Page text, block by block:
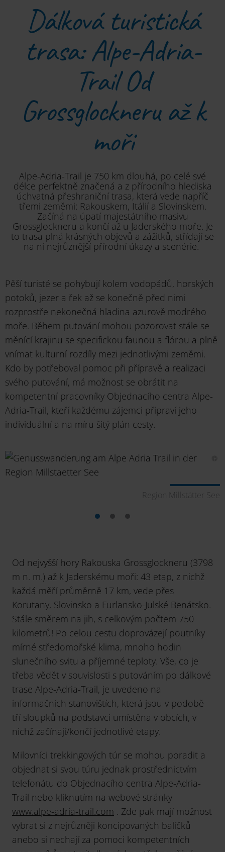
Dálková turistická
trasa: Alpe-Adria-
Trail Od
Grossglockneru až k
moři
Alpe-Adria-Trail je 750 km dlouhá, po celé své
délce perfektně značená a z přírodního hlediska
úchvatná přeshraniční trasa, která vede napříč
třemi zeměmi: Rakouskem, Itálií a Slovinskem.
Začíná na úpatí majestátního masivu
Grossglockneru a končí až u Jaderského moře. Je
to trasa plná krásných objevů a zážitků, střídají se
na ní nejrůznější přírodní úkazy a scenérie.
Pěší turisté se pohybují kolem vodopádů, horských
potoků, jezer a řek až se konečně před nimi
rozprostře nekonečná hladina azurově modrého
moře. Během putování mohou pozorovat stále se
měnící krajinu se specifickou faunou a flórou a plně
vnímat kulturní rozdíly mezi jednotlivými zeměmi.
Kdo by potřeboval pomoc při přípravě a realizaci
svého putování, má možnost se obrátit na
kompetentní pracovníky Objednacího centra Alpe-
Adria-Trail, kteří každému zájemci připraví jeho
individuální a na míru šitý plán cesty.
Region Millstätter See
Od nejvyšší hory Rakouska Grossglockneru (3798
m n. m.) až k Jaderskému moři: 43 etap, z nichž
každá měří průměrně 17 km, vede přes
Korutany, Slovinsko a Furlansko-Julské Benátsko.
Stále směrem na jih, s celkovým počtem 750
kilometrů! Po celou cestu doprovázejí poutníky
mírné středomořské klima, mnoho hodin
slunečního svitu a příjemné teploty. Vše, co je
třeba vědět v souvislosti s putováním po dálkové
trase Alpe-Adria-Trail, je uvedeno na
informačních stanovištích, která jsou v podobě
tří sloupků na podstavci umístěna v obcích, v
nichž začínají/končí jednotlivé etapy.
Milovníci trekkingových túr se mohou poradit a
objednat si svou túru jednak prostřednictvím
telefonátu do Objednacího centra Alpe-Adria-
Trail nebo kliknutím na webové stránky
www.alpe-adria-trail.com . Zde pak mají možnost
vybrat si z nejrůzněji koncipovaných balíčků
anebo si nechají za pomoci kompetentních